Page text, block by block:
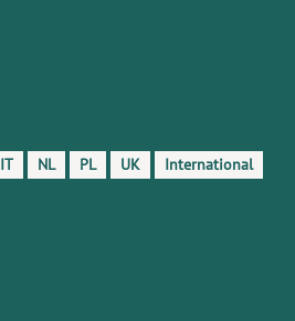
IT NL PL UK International